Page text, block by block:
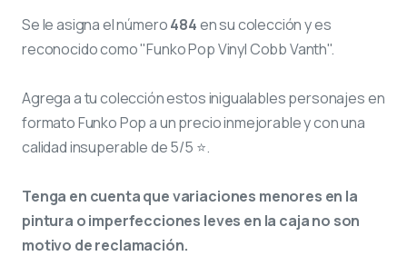
Se le asigna el número484en su colección y es
reconocido como "Funko Pop Vinyl Cobb Vanth".
Agrega a tu colección estos inigualables personajes en
formato Funko Pop a un precio inmejorable y con una
calidad insuperable de 5/5 ⭐.
Tenga en cuenta que variaciones menores en la
pintura o imperfecciones leves en la caja no son
motivo de reclamación.